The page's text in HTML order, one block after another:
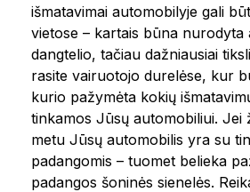
išmatavimai automobilyje gali
vietose – kartais būna nurodyta
dangtelio, tačiau dažniausiai
rasite vairuotojo durelėse, kur
kurio pažymėta kokių
tinkamos Jūsų automobiliui. Jei
metu Jūsų automobilis yra su
padangomis – tuomet belieka
padangos šoninės sienelės.